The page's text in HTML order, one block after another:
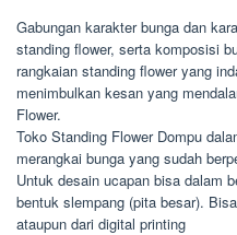
Gabungan karakter bunga dan
standing flower, serta komposisi
rangkaian standing flower yang
menimbulkan kesan yang
Flower.
Toko Standing Flower Dompu
merangkai bunga yang sudah
Untuk desain ucapan bisa dalam
bentuk slempang (pita besar).
ataupun dari digital printing